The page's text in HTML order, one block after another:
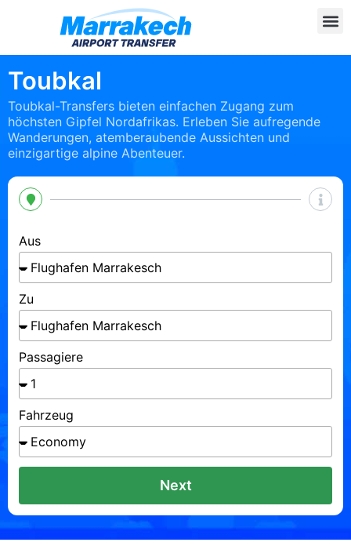
Toubkal
Toubkal-Transfers bieten einfachen Zugang zum
höchsten Gipfel Nordafrikas. Erleben Sie aufregende
Wanderungen, atemberaubende Aussichten und
einzigartige alpine Abenteuer.
Aus
Zu
Passagiere
Fahrzeug
Next